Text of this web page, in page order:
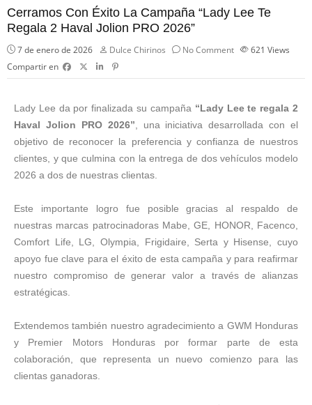
Cerramos Con Éxito La Campaña “Lady Lee Te
Regala 2 Haval Jolion PRO 2026”
7 de enero de 2026 Dulce Chirinos No Comment 621 Views
Compartir en
Lady Lee da por finalizada su campaña “Lady Lee te regala 2
Haval Jolion PRO 2026” , una iniciativa desarrollada con el
objetivo de reconocer la preferencia y confianza de nuestros
clientes, y que culmina con la entrega de dos vehículos modelo
2026 a dos de nuestras clientas.
Este importante logro fue posible gracias al respaldo de
nuestras marcas patrocinadoras Mabe, GE, HONOR, Facenco,
Comfort Life, LG, Olympia, Frigidaire, Serta y Hisense, cuyo
apoyo fue clave para el éxito de esta campaña y para reafirmar
nuestro compromiso de generar valor a través de alianzas
estratégicas.
Extendemos también nuestro agradecimiento a GWM Honduras
y Premier Motors Honduras por formar parte de esta
colaboración, que representa un nuevo comienzo para las
clientas ganadoras.